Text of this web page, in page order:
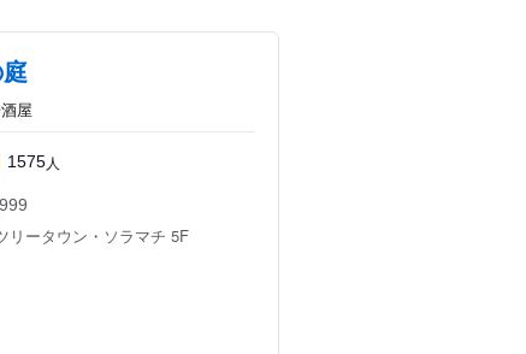
屋
1575人
リータウン・ソラマチ 5F